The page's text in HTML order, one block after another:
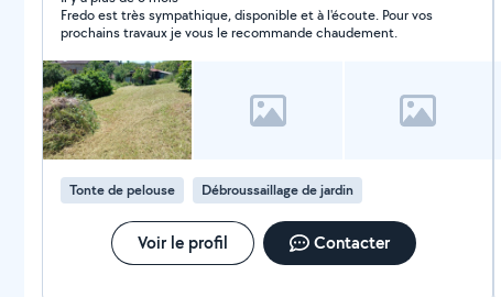
Fredo est très sympathique, disponible et à l'écoute. Pour vos
prochains travaux je vous le recommande chaudement.
Tonte de pelouse Débroussaillage de jardin
Voir le profil Contacter